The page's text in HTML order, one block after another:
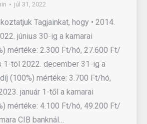
júl 31, 2022
Tagjainkat, hogy • 2014.
június 30-ig a kamarai
mértéke: 2.300 Ft/hó, 27.600 Ft/
1-tól 2022. december 31-ig a
(100%) mértéke: 3.700 Ft/hó,
január 1-től a kamarai
mértéke: 4.100 Ft/hó, 49.200 Ft/
CIB banknál…